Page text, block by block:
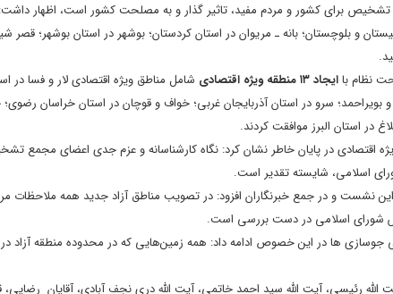
برای کشور و مردم مفید، تاثیر گذار و به مصلحت کشور است، اظهار داشت:
و بلوچستان؛ بانه ـ مریوان در استان کردستان؛ بوشهر در استان بوشهر؛ قصر
نظام باایجاد ۱۳ منطقه ویژه اقتصادی
شامل مناطق ویژه اقتصادی لار و فسا در
بویراحمد؛ سرو در استان آذربایجان غربی؛ خواف و قوچان در استان خراسان رضوی؛
در استان البرز موافقت کردند.
اقتصادی در پایان خاطر نشان کرد: نگاه کارشناسانه و عزم جدی اعضای مجمع
اسلامی، شایسته تقدیر است.
نشست و در جمع خبرنگاران افزود: در تصویب مناطق آزاد جدید همه ملاحظات
شورای اسلامی در دست بررسی است.
ها در این خصوص ادامه داد: همه زمین‌هایی که در محدوده منطقه آزاد در
رئیسی، آیت الله سید احمد خاتمی، آیت الله دری نجف آبادی، آقایان